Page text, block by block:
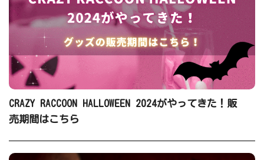
CRAZY RACCOON HALLOWEEN 2024がやってきた！販
売期間はこちら